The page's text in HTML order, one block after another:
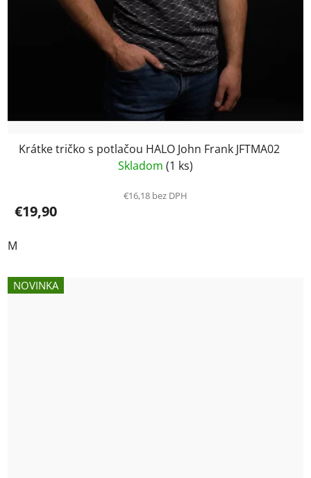
Krátke tričko s potlačou HALO John Frank JFTMA02
Skladom (1 ks)
€16,18 bez DPH
€19,90
M
NOVINKA